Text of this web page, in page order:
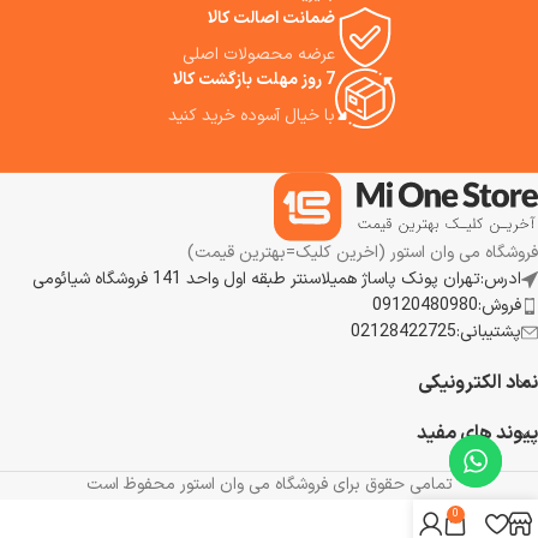
برابر آسیب شدید حرارت محافظت
دایسون را به شما پیشنهاد می
ضمانت اصالت کالا
عرضه محصولات اصلی
7 روز مهلت بازگشت کالا
با خیال آسوده خرید کنید
فروشگاه می وان استور (اخرین کلیک=بهترین قیمت)
ادرس:تهران پونک پاساژ همیلاسنتر طبقه اول واحد 141 فروشگاه شیائومی
فروش:09120480980
پشتیبانی:02128422725
نماد الکترونیکی
پیوند های مفید
تمامی حقوق برای فروشگاه می وان استور محفوظ است
0